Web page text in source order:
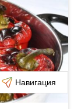
Навигация